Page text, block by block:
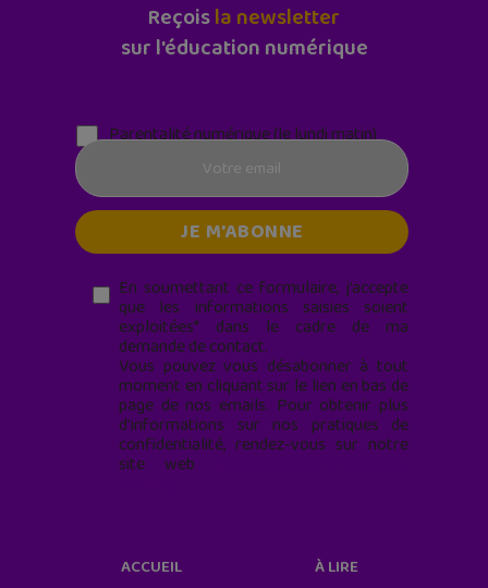
Reçoisla newsletter
sur l'éducation numérique
Parentalité numérique (le lundi matin)
En soumettant ce formulaire, j’accepte
que les informations saisies soient
exploitées* dans le cadre de ma
demande de contact.
Vous pouvez vous désabonner à tout
moment en cliquant sur le lien en bas de
page de nos emails. Pour obtenir plus
d'informations sur nos pratiques de
confidentialité, rendez-vous sur notre
site web
ACCUEIL
À LIRE